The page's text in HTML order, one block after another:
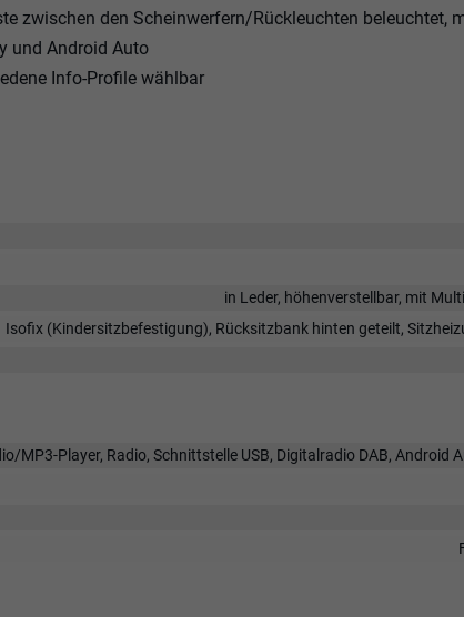
zwischen den Scheinwerfern/Rückleuchten beleuchtet,
und Android Auto
Info-Profile wählbar
in Leder, höhenverstellbar, mit
Isofix (Kindersitzbefestigung), Rücksitzbank hinten geteilt,
MP3-Player, Radio, Schnittstelle USB, Digitalradio DAB, Android